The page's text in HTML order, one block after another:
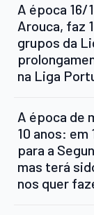
A época 16/
Arouca, faz
grupos da
na Liga
A época de
10 anos: em
para a
mas terá
nos quer